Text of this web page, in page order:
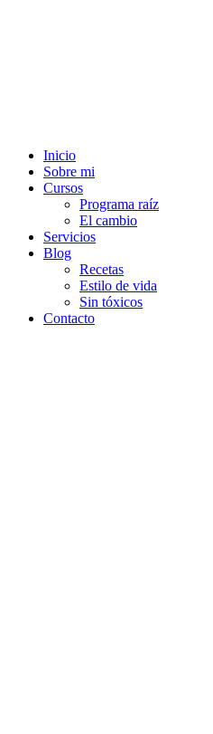
Inicio
Sobre mi
Cursos
Programa raíz
El cambio
Servicios
Blog
Recetas
Estilo de vida
Sin tóxicos
Contacto